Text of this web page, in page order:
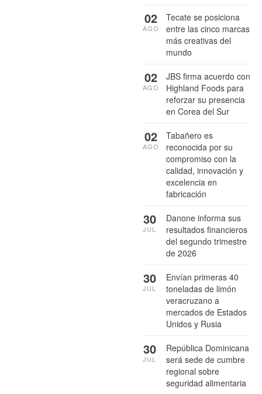
Tecate se posiciona
entre las cinco marcas
más creativas del
mundo
02
AGO
JBS firma acuerdo con
Highland Foods para
reforzar su presencia
en Corea del Sur
02
AGO
Tabañero es
reconocida por su
compromiso con la
calidad, innovación y
excelencia en
fabricación
02
AGO
Danone informa sus
resultados financieros
del segundo trimestre
de 2026
30
JUL
Envían primeras 40
toneladas de limón
veracruzano a
mercados de Estados
Unidos y Rusia
30
JUL
República Dominicana
será sede de cumbre
regional sobre
seguridad alimentaria
30
JUL